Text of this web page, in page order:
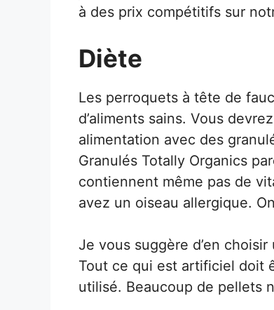
à des prix compétitifs sur
Diète
Les perroquets à tête de
d’aliments sains. Vous
alimentation avec des
Granulés Totally Organics
contiennent même pas de
avez un oiseau allergique.
Je vous suggère d’en
Tout ce qui est artificiel doit
utilisé. Beaucoup de pellets